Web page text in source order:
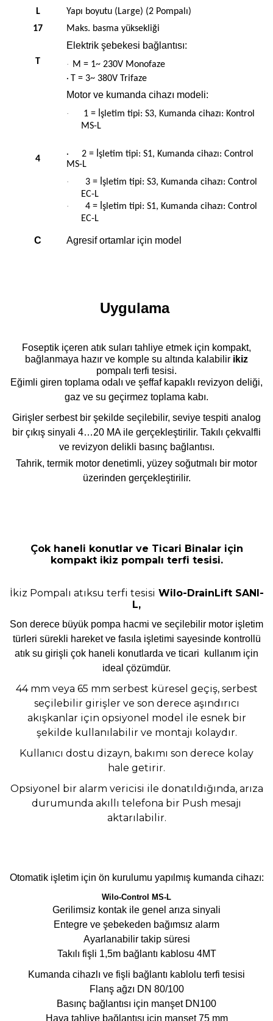
L
Yapı boyutu (Large) (2 Pompalı)
17
Maks. basma yüksekliği
T
Elektrik şebekesi bağlantısı:
· M = 1~ 230V Monofaze
· T = 3~ 380V Trifaze
4
Motor ve kumanda cihazı modeli:
·
1 = İşletim tipi: S3, Kumanda cihazı: Kontrol
MS-L
· 2 = İşletim tipi: S1, Kumanda cihazı: Control
MS-L
·
3 = İşletim tipi: S3, Kumanda cihazı: Control
EC-L
· 4 = İşletim tipi: S1, Kumanda cihazı: Control
EC-L
C Agresif ortamlar için model
Uygulama
Foseptik içeren atık suları tahliye etmek için kompakt,
bağlanmaya hazır ve komple su altında kalabilir ikiz
pompalı terfi tesisi.
Eğimli giren toplama odalı ve şeffaf kapaklı revizyon deliği,
gaz ve su geçirmez toplama kabı.
Girişler serbest bir şekilde seçilebilir, seviye tespiti analog
bir çıkış sinyali 4…20 MA ile gerçekleştirilir. Takılı çekvalfli
ve revizyon delikli basınç bağlantısı.
Tahrik, termik motor denetimli, yüzey soğutmalı bir motor
üzerinden gerçekleştirilir.
Çok haneli konutlar ve Ticari Binalar için
kompakt ikiz pompalı terfi tesisi.
İkiz Pompalı atıksu terfi tesisi Wilo-DrainLift SANI-
L,
Son derece büyük pompa hacmi ve seçilebilir motor işletim
türleri sürekli hareket ve fasıla işletimi sayesinde kontrollü
atık su girişli çok haneli konutlarda ve ticari kullanım için
ideal çözümdür.
44 mm veya 65 mm serbest küresel geçiş, serbest
seçilebilir girişler ve son derece aşındırıcı
akışkanlar için opsiyonel model ile esnek bir
şekilde kullanılabilir ve montajı kolaydır.
Kullanıcı dostu dizayn, bakımı son derece kolay
hale getirir.
Opsiyonel bir alarm vericisi ile donatıldığında, arıza
durumunda akıllı telefona bir Push mesajı
aktarılabilir.
Otomatik işletim için ön kurulumu yapılmış kumanda cihazı:
Wilo-Control MS-L
Gerilimsiz kontak ile genel arıza sinyali
Entegre ve şebekeden bağımsız alarm
Ayarlanabilir takip süresi
Takılı fişli 1,5m bağlantı kablosu 4MT
Kumanda cihazlı ve fişli bağlantı kablolu terfi tesisi
Flanş ağzı DN 80/100
Basınç bağlantısı için manşet DN100
Hava tahliye bağlantısı için manşet 75 mm